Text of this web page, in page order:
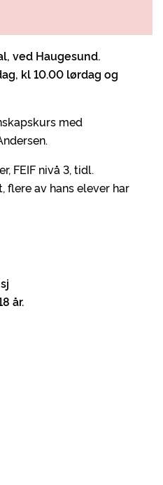
ved Haugesund.
kl 10.00 lørdag og
med
FEIF nivå 3, tidl.
flere av hans elever har
år.